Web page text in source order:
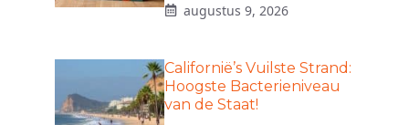
augustus 9, 2026
Californië’s Vuilste Strand:
Hoogste Bacterieniveau
van de Staat!